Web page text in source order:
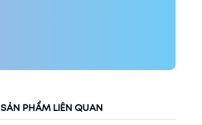
SẢN PHẨM LIÊN QUAN